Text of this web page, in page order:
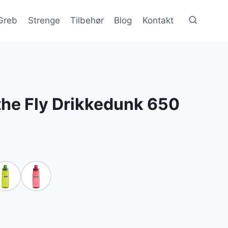
Strenge Tilbehør Blog Kontakt
Fly Drikkedunk 650